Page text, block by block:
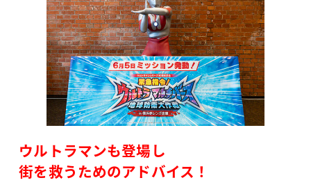
ウルトラマンも登場し
街を救うためのアドバイス！